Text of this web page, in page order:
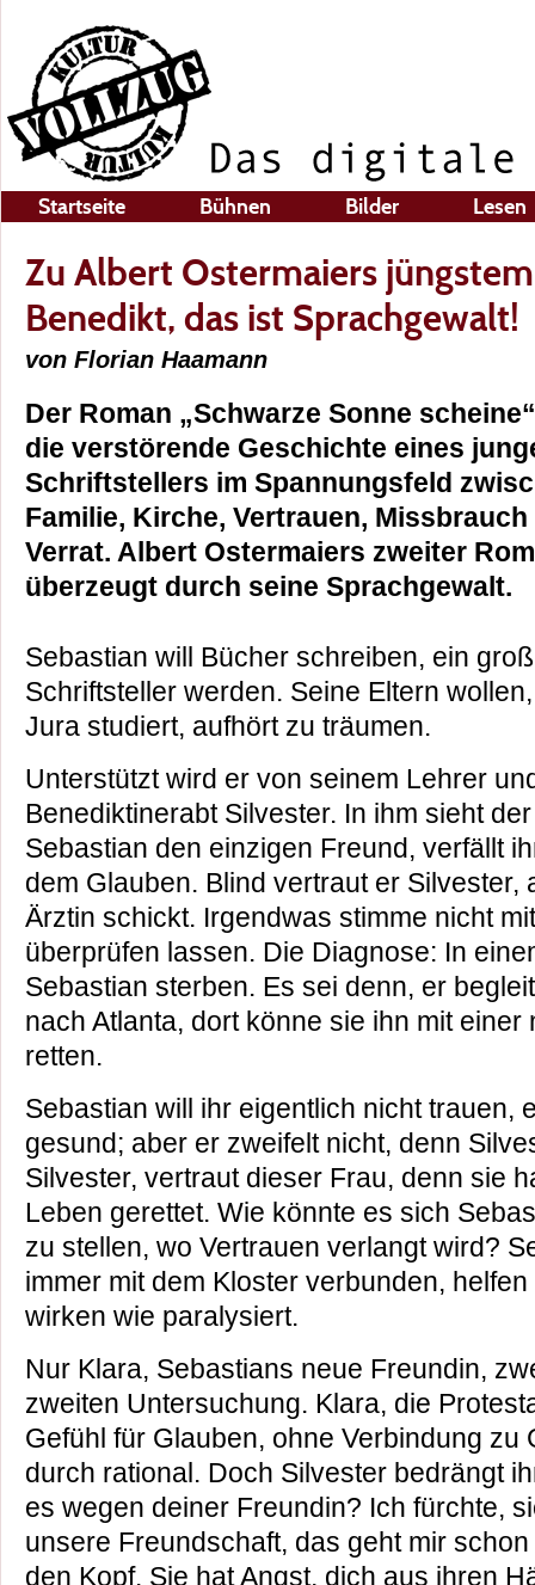
Startseite Bühnen Bilder Lesen
Zu Albert Ostermaiers
Benedikt, das ist Sprachgewalt!
von Florian Haamann
Der Roman „Schwarze Sonne
die verstörende Geschichte eines
Schriftstellers im Spannungsfeld
Familie, Kirche, Vertrauen, Missbrauch
Verrat. Albert Ostermaiers zweiter
überzeugt durch seine Sprachgewalt.
Sebastian will Bücher schreiben, ein
Schriftsteller werden. Seine Eltern
Jura studiert, aufhört zu träumen.
Unterstützt wird er von seinem Lehrer
Benediktinerabt Silvester. In ihm sieht
Sebastian den einzigen Freund, verfällt
dem Glauben. Blind vertraut er Silvester,
Ärztin schickt. Irgendwas stimme nicht
überprüfen lassen. Die Diagnose: In
Sebastian sterben. Es sei denn, er
nach Atlanta, dort könne sie ihn mit einer
retten.
Sebastian will ihr eigentlich nicht trauen,
gesund; aber er zweifelt nicht, denn
Silvester, vertraut dieser Frau, denn sie
Leben gerettet. Wie könnte es sich
zu stellen, wo Vertrauen verlangt wird?
immer mit dem Kloster verbunden,
wirken wie paralysiert.
Nur Klara, Sebastians neue Freundin,
zweiten Untersuchung. Klara, die
Gefühl für Glauben, ohne Verbindung zu
durch rational. Doch Silvester bedrängt
es wegen deiner Freundin? Ich fürchte,
unsere Freundschaft, das geht mir
den Kopf. Sie hat Angst, dich aus ihren